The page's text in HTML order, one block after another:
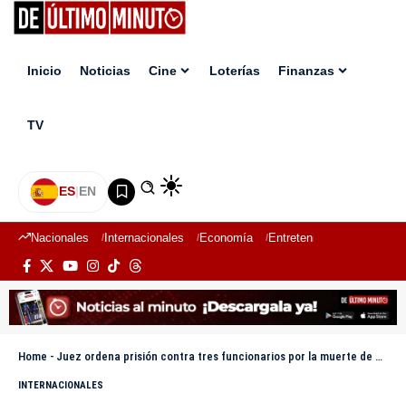
Inicio Noticias Cine Loterías Finanzas
TV
ES|EN
Nacionales Internacionales Economía Entretenimiento
Home - Juez ordena prisión contra tres funcionarios por la muerte de 40 migrantes en México
INTERNACIONALES